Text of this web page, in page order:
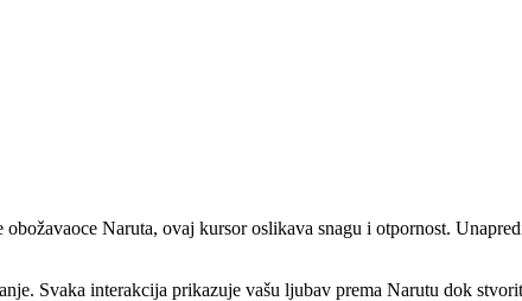
Naruta, ovaj kursor oslikava snagu i otpornost.
Svaka interakcija prikazuje vašu ljubav prema Narutu dok